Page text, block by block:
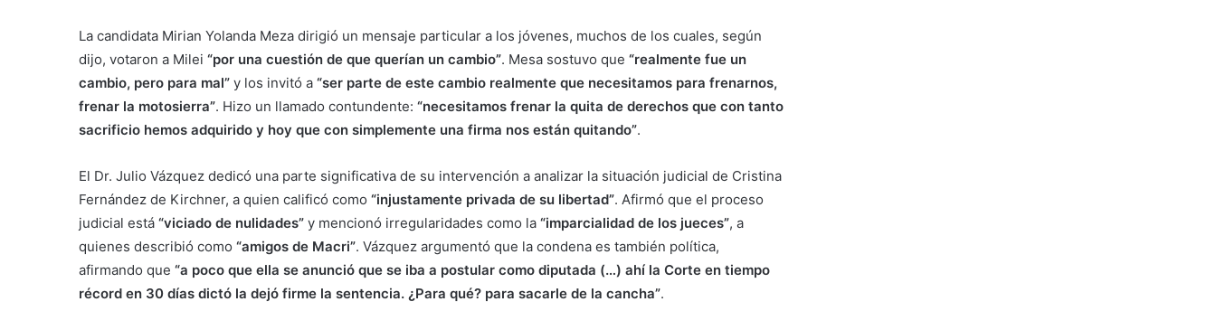
La candidata Mirian Yolanda Meza dirigió un mensaje particular a los jóvenes, muchos de los cuales, según
dijo, votaron a Milei “por una cuestión de que querían un cambio”. Mesa sostuvo que “realmente fue un
cambio, pero para mal” y los invitó a “ser parte de este cambio realmente que necesitamos para frenarnos,
frenar la motosierra”. Hizo un llamado contundente: “necesitamos frenar la quita de derechos que con tanto
sacrificio hemos adquirido y hoy que con simplemente una firma nos están quitando”.
El Dr. Julio Vázquez dedicó una parte significativa de su intervención a analizar la situación judicial de Cristina
Fernández de Kirchner, a quien calificó como “injustamente privada de su libertad”. Afirmó que el proceso
judicial está “viciado de nulidades” y mencionó irregularidades como la “imparcialidad de los jueces”, a
quienes describió como “amigos de Macri”. Vázquez argumentó que la condena es también política,
afirmando que “a poco que ella se anunció que se iba a postular como diputada (…) ahí la Corte en tiempo
récord en 30 días dictó la dejó firme la sentencia. ¿Para qué? para sacarle de la cancha”.